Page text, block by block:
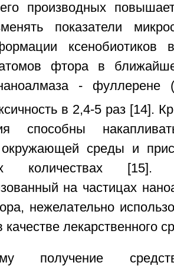
производных
показатели
фтора в
- фуллерене
в 2,4-5 раз [14].
способны
окружающей среды и
количествах [15].
на частицах
нежелательно
качестве лекарственного
получение